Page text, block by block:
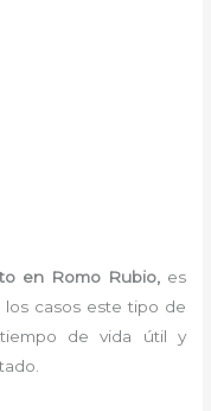
en Romo Rubio, es
los casos este tipo de
de vida útil y